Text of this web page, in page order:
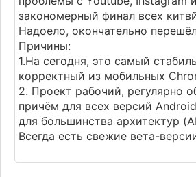
закономерный финал всех
Надоело, окончательно
Причины:
1.На сегодня, это самый
корректный из мобильных
2. Проект рабочий, регулярно
причём для всех версий
для большинства архитектур
Всегда есть свежие вета-